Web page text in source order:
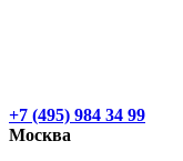
+7 (495) 984 34 99
Москва